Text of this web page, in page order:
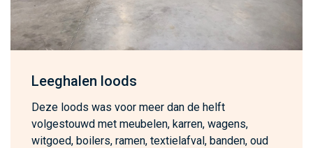
Leeghalen loods
Deze loods was voor meer dan de helft
volgestouwd met meubelen, karren, wagens,
witgoed, boilers, ramen, textielafval, banden, oud